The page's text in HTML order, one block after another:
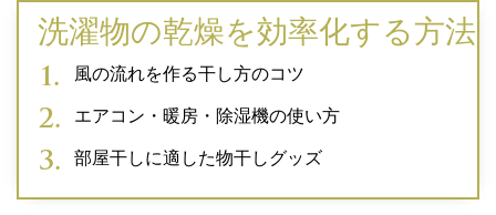
洗濯物の乾燥を効率化する方法
風の流れを作る干し方のコツ
エアコン・暖房・除湿機の使い方
部屋干しに適した物干しグッズ